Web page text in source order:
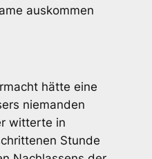
auskommen
hätte eine
niemanden
witterte in
Stunde